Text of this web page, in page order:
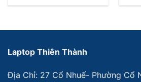
Laptop Thiên Thành
Địa Chỉ: 27 Cổ Nhuế- Phường Cổ